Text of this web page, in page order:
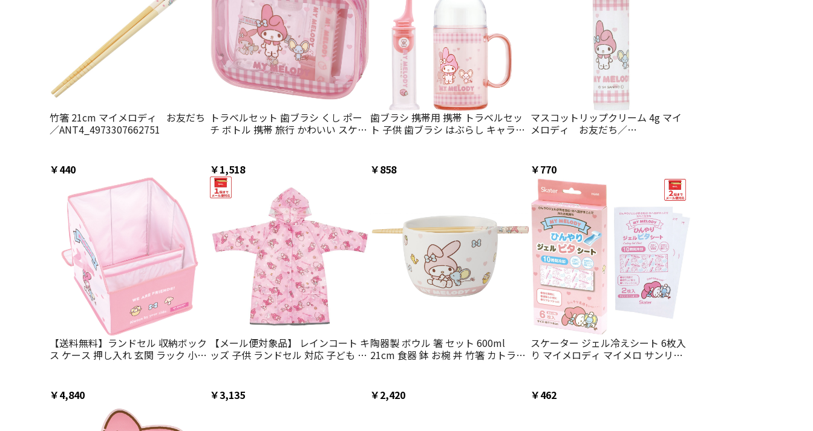
竹箸 21cm マイメロディ お友だち
／ANT4_4973307662751
￥440
トラベルセット 歯ブラシ くし ポー
チ ボトル 携帯 旅行 かわいい スケー
パクト 持ち運び かわいい キャラク
ター】
￥1,518
歯ブラシ 携帯用 携帯 トラベルセッ
ト 子供 歯ブラシ はぶらし キャラク
女子【歯ブラシケース お出かけ 小学
生 幼稚園 保育園 可愛い】
￥858
マスコットリップクリーム 4g マイ
メロディ お友だち／
￥770
【送料無料】ランドセル 収納ボック
ス ケース 押し入れ 玄関 ラック 小学
リオ 女の子 女子【ランドセルラック
ランドセル置き ランドセル収納ボッ
￥4,840
【メール便対象品】 レインコート キ
ッズ 子供 ランドセル 対応 子ども 通
ンリオ 女の子 女子
￥3,135
陶器製 ボウル 箸 セット 600ml
21cm 食器 鉢 お椀 丼 竹箸 カトラリ
サンリオ 女子【陶製 食事 キャラク
ター キッズ こども 大人】
￥2,420
スケーター ジェル冷えシート 6枚入
り マイメロディ マイメロ サンリオ
りシート 発熱 頭痛【ひんやりジェル
アイシング 熱冷まし】
￥462